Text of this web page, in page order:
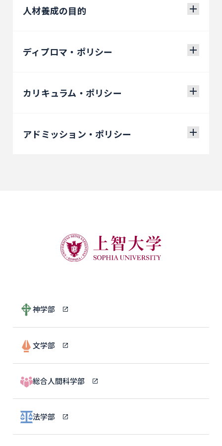
人材養成の目的
ディプロマ・ポリシー
カリキュラム・ポリシー
アドミッション・ポリシー
神学部
文学部
総合人間科学部
法学部